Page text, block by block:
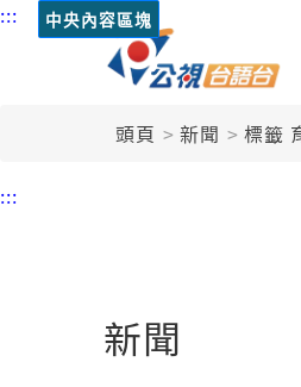
::: 中央內容區塊
頭頁 新聞 標籤
:::
新聞